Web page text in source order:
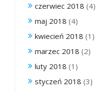
czerwiec 2018 (4)
maj 2018 (4)
kwiecień 2018 (1)
marzec 2018 (2)
luty 2018 (1)
styczeń 2018 (3)